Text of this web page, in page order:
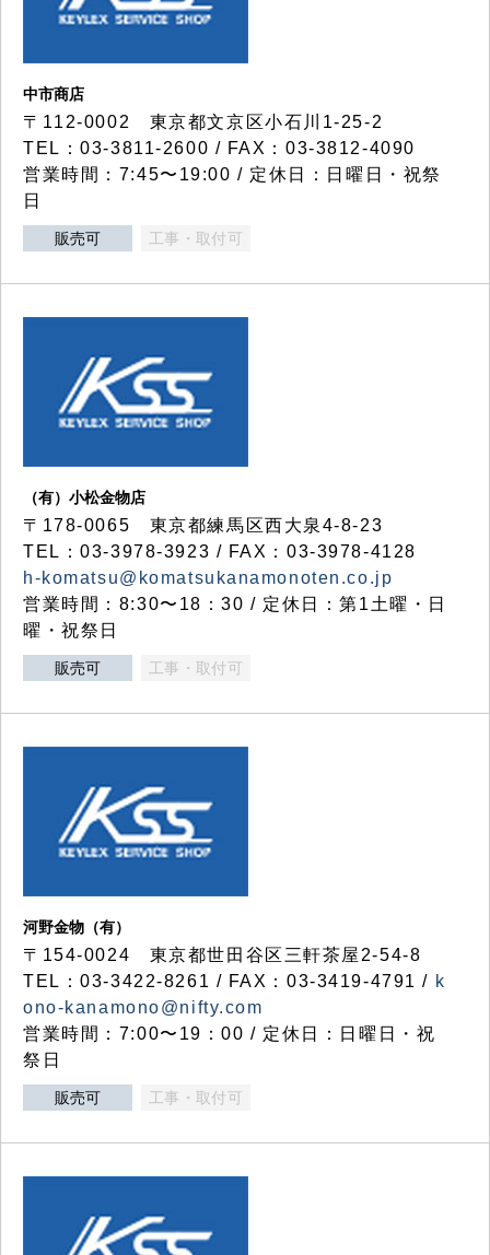
中市商店
〒112-0002 東京都文京区小石川1-25-2
TEL：03-3811-2600 / FAX：03-3812-4090
営業時間：7:45〜19:00 / 定休日：日曜日・祝祭
日
販売可 工事・取付可
（有）小松金物店
〒178-0065 東京都練馬区西大泉4-8-23
TEL：03-3978-3923 / FAX：03-3978-4128
h-komatsu@komatsukanamonoten.co.jp
営業時間：8:30〜18：30 / 定休日：第1土曜・日
曜・祝祭日
販売可 工事・取付可
河野金物（有）
〒154-0024 東京都世田谷区三軒茶屋2-54-8
TEL：03-3422-8261 / FAX：03-3419-4791 / k
ono-kanamono@nifty.com
営業時間：7:00〜19：00 / 定休日：日曜日・祝
祭日
販売可 工事・取付可